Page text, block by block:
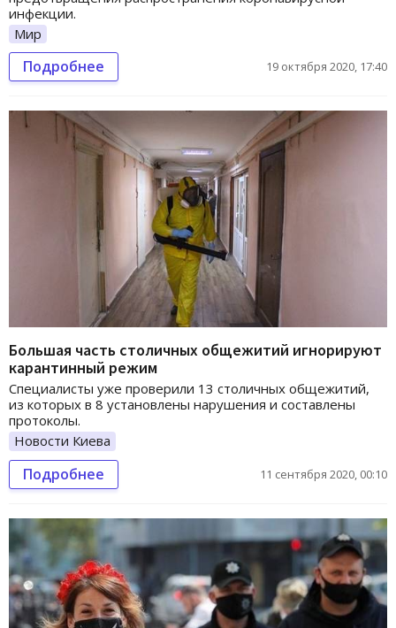
инфекции.
Мир
Подробнее 19 октября 2020, 17:40
Большая часть столичных общежитий игнорируют
карантинный режим
Специалисты уже проверили 13 столичных общежитий,
из которых в 8 установлены нарушения и составлены
протоколы.
Новости Киева
Подробнее 11 сентября 2020, 00:10